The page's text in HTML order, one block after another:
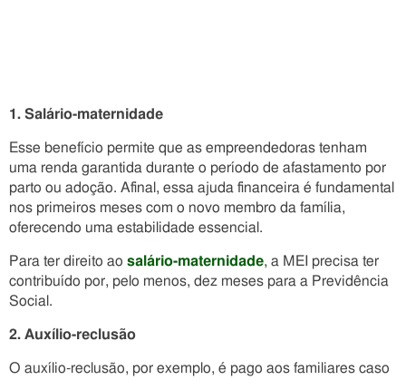
1. Salário-maternidade
Esse benefício permite que as empreendedoras tenham
uma renda garantida durante o período de afastamento por
parto ou adoção. Afinal, essa ajuda financeira é fundamental
nos primeiros meses com o novo membro da família,
oferecendo uma estabilidade essencial.
Para ter direito ao salário-maternidade, a MEI precisa ter
contribuído por, pelo menos, dez meses para a Previdência
Social.
2. Auxílio-reclusão
O auxílio-reclusão, por exemplo, é pago aos familiares caso